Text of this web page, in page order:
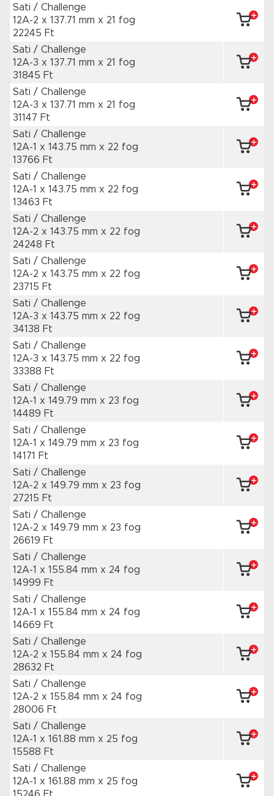
Sati / Challenge
12A-2 x 137.71 mm x 21 fog
22245 Ft
Sati / Challenge
12A-3 x 137.71 mm x 21 fog
31845 Ft
Sati / Challenge
12A-3 x 137.71 mm x 21 fog
31147 Ft
Sati / Challenge
12A-1 x 143.75 mm x 22 fog
13766 Ft
Sati / Challenge
12A-1 x 143.75 mm x 22 fog
13463 Ft
Sati / Challenge
12A-2 x 143.75 mm x 22 fog
24248 Ft
Sati / Challenge
12A-2 x 143.75 mm x 22 fog
23715 Ft
Sati / Challenge
12A-3 x 143.75 mm x 22 fog
34138 Ft
Sati / Challenge
12A-3 x 143.75 mm x 22 fog
33388 Ft
Sati / Challenge
12A-1 x 149.79 mm x 23 fog
14489 Ft
Sati / Challenge
12A-1 x 149.79 mm x 23 fog
14171 Ft
Sati / Challenge
12A-2 x 149.79 mm x 23 fog
27215 Ft
Sati / Challenge
12A-2 x 149.79 mm x 23 fog
26619 Ft
Sati / Challenge
12A-1 x 155.84 mm x 24 fog
14999 Ft
Sati / Challenge
12A-1 x 155.84 mm x 24 fog
14669 Ft
Sati / Challenge
12A-2 x 155.84 mm x 24 fog
28632 Ft
Sati / Challenge
12A-2 x 155.84 mm x 24 fog
28006 Ft
Sati / Challenge
12A-1 x 161.88 mm x 25 fog
15588 Ft
Sati / Challenge
12A-1 x 161.88 mm x 25 fog